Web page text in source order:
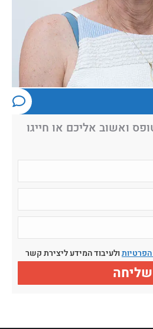
ואשוב אליכם או חייגו
הפרטיותולעיבוד המידע ליצירת קשר